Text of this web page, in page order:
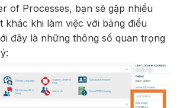
of Processes, bạn sẽ gặp nhiều
khác khi làm việc với bảng điều
đây là những thông số quan trọng